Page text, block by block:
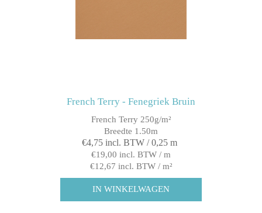
French Terry - Fenegriek Bruin
French Terry 250g/m²
Breedte 1.50m
€4,75 incl. BTW / 0,25 m
€19,00 incl. BTW / m
€12,67 incl. BTW / m²